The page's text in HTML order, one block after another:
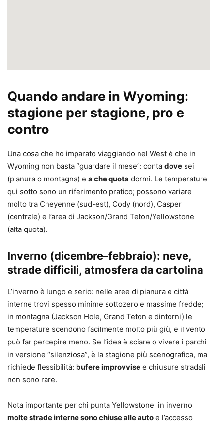
Quando andare in Wyoming:
stagione per stagione, pro e
contro
Una cosa che ho imparato viaggiando nel West è che in
Wyoming non basta “guardare il mese”: conta dove sei
(pianura o montagna) e a che quota dormi. Le temperature
qui sotto sono un riferimento pratico; possono variare
molto tra Cheyenne (sud-est), Cody (nord), Casper
(centrale) e l’area di Jackson/Grand Teton/Yellowstone
(alta quota).
Inverno (dicembre–febbraio): neve,
strade difficili, atmosfera da cartolina
L’inverno è lungo e serio: nelle aree di pianura e città
interne trovi spesso minime sottozero e massime fredde;
in montagna (Jackson Hole, Grand Teton e dintorni) le
temperature scendono facilmente molto più giù, e il vento
può far percepire meno. Se l’idea è sciare o vivere i parchi
in versione “silenziosa”, è la stagione più scenografica, ma
richiede flessibilità: bufere improvvise e chiusure stradali
non sono rare.
Nota importante per chi punta Yellowstone: in inverno
molte strade interne sono chiuse alle auto e l’accesso